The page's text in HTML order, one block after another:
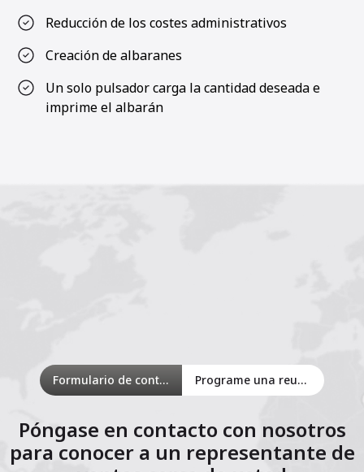
Reducción de los costes administrativos
Creación de albaranes
Un solo pulsador carga la cantidad deseada e
imprime el albarán
Formulario de contacto Programe una reunión en línea
Póngase en contacto con nosotros
para conocer a un representante de